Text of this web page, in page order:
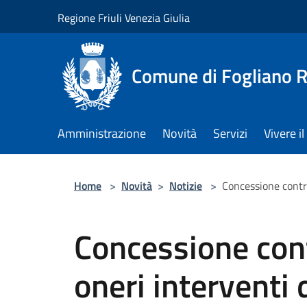
Regione Friuli Venezia Giulia
Comune di Fogliano
Amministrazione Novità Servizi Vivere
Home > Novità > Notizie > Concessione
Concessione
oneri interventi